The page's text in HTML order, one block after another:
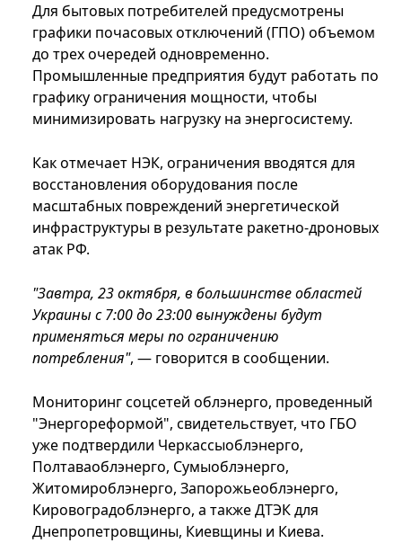
Для бытовых потребителей предусмотрены
графики почасовых отключений (ГПО) объемом
до трех очередей одновременно.
Промышленные предприятия будут работать по
графику ограничения мощности, чтобы
минимизировать нагрузку на энергосистему.
Как отмечает НЭК, ограничения вводятся для
восстановления оборудования после
масштабных повреждений энергетической
инфраструктуры в результате ракетно-дроновых
атак РФ.
"Завтра, 23 октября, в большинстве областей
Украины с 7:00 до 23:00 вынуждены будут
применяться меры по ограничению
потребления", — говорится в сообщении.
Мониторинг соцсетей облэнерго, проведенный
"Энергореформой", свидетельствует, что ГБО
уже подтвердили Черкассыоблэнерго,
Полтаваоблэнерго, Сумыоблэнерго,
Житомироблэнерго, Запорожьеоблэнерго,
Кировоградоблэнерго, а также ДТЭК для
Днепропетровщины, Киевщины и Киева.